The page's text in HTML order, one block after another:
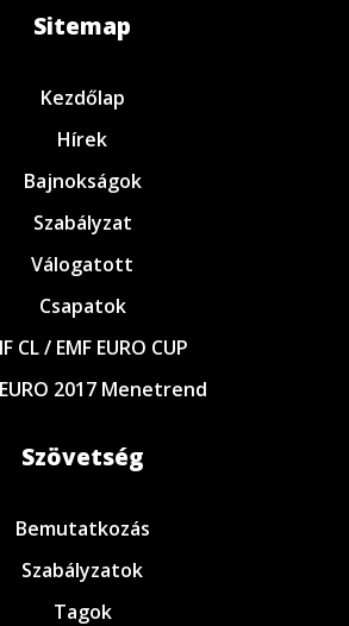
Sitemap
Kezdőlap
Hírek
Bajnokságok
Szabályzat
Válogatott
Csapatok
CL / EMF EURO CUP
EURO 2017 Menetrend
Szövetség
Bemutatkozás
Szabályzatok
Tagok